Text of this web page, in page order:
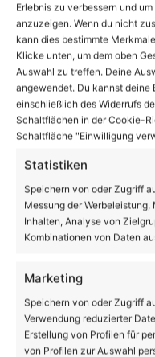
Erlebnis zu verbessern und
anzuzeigen. Wenn du nicht
kann dies bestimmte
Klicke unten, um dem oben
Auswahl zu treffen. Deine
angewendet. Du kannst deine
einschließlich des Widerrufs
Schaltflächen in der Cookie-
Schaltfläche "Einwilligung
Statistiken
Speichern von oder Zugriff
Messung der
Inhalten, Analyse von
Kombinationen von Daten
Marketing
Speichern von oder Zugriff
Verwendung reduzierter
Erstellung von Profilen für
von Profilen zur Auswahl
Neueröffnung in